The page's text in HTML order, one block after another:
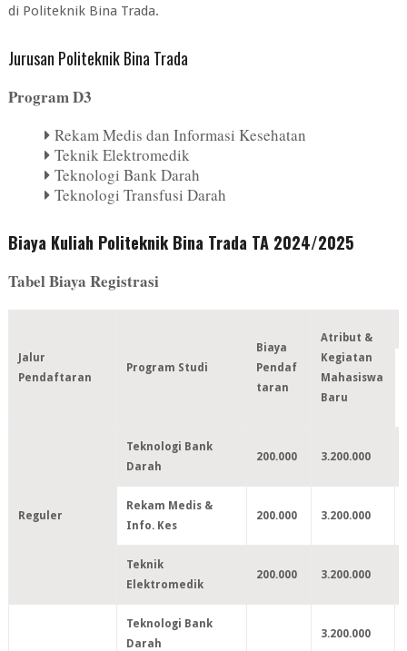
di Politeknik Bina Trada.
Jurusan Politeknik Bina Trada
Program D3
Rekam Medis dan Informasi Kesehatan
Teknik Elektromedik
Teknologi Bank Darah
Teknologi Transfusi Darah
Biaya Kuliah Politeknik Bina Trada TA 2024/2025
Tabel Biaya Registrasi
Jalur
Pendaftaran
Program Studi
Biaya
Pendaf
taran
Atribut &
Kegiatan
Mahasiswa
Baru
Reguler
Teknologi Bank
Darah
200.000 3.200.000
Rekam Medis &
Info. Kes
200.000 3.200.000
Teknik
Elektromedik
200.000 3.200.000
Teknologi Bank
Darah
3.200.000